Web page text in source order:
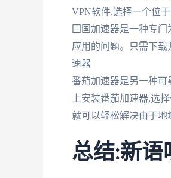
VPN软件,选择一个位
回国加速器是一种专
应用的问题。只需下
速器
番茄加速器是另一种
上安装番茄加速器,选
就可以轻松解决由于地
总结:新语